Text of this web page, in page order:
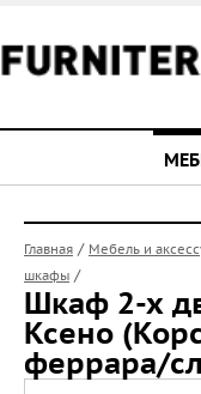
Главная / Мебель и
шкафы /
Шкаф 2-х
Ксено
феррара/